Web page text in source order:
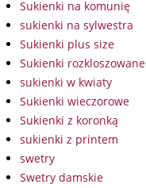
Sukienki na komunię
sukienki na sylwestra
Sukienki plus size
Sukienki rozkloszowane
sukienki w kwiaty
Sukienki wieczorowe
Sukienki z koronką
sukienki z printem
swetry
Swetry damskie